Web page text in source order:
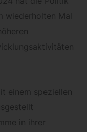
wiederholten Mal
einem speziellen
in ihrer